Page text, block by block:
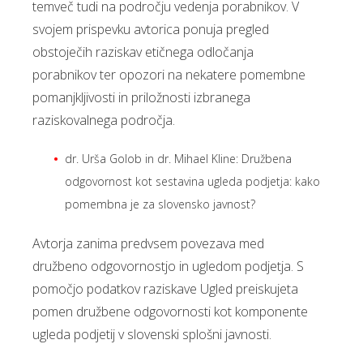
temveč tudi na področju vedenja porabnikov. V
svojem prispevku avtorica ponuja pregled
obstoječih raziskav etičnega odločanja
porabnikov ter opozori na nekatere pomembne
pomanjkljivosti in priložnosti izbranega
raziskovalnega področja.
dr. Urša Golob in dr. Mihael Kline: Družbena
odgovornost kot sestavina ugleda podjetja: kako
pomembna je za slovensko javnost?
Avtorja zanima predvsem povezava med
družbeno odgovornostjo in ugledom podjetja. S
pomočjo podatkov raziskave Ugled preiskujeta
pomen družbene odgovornosti kot komponente
ugleda podjetij v slovenski splošni javnosti.